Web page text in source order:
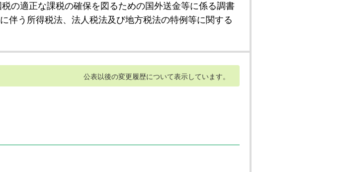
の適正な課税の確保を図るための国外送金等に係る調書
伴う所得税法、法人税法及び地方税法の特例等に関する
公表以後の変更履歴について表示しています。